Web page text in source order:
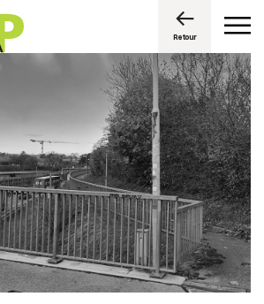
Retour